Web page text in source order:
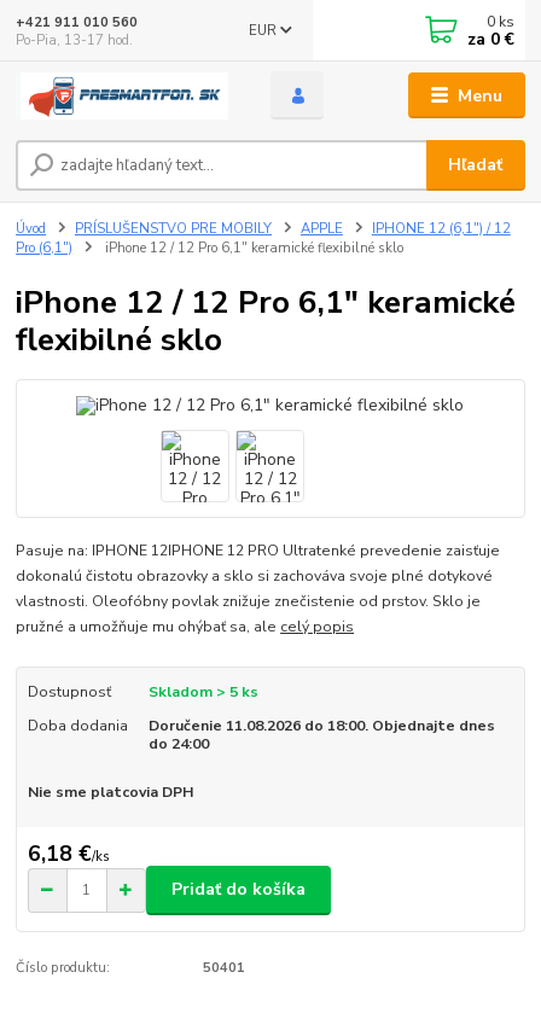
Menu
EUR
Hľadať
+421 911 010 560
Po-Pia, 13-17 hod.
0 ks
za 0 €
Úvod PRÍSLUŠENSTVO PRE MOBILY APPLE
IPHONE 12 (6,1") / 12
Pro (6,1")
iPhone 12 / 12 Pro 6,1" keramické flexibilné sklo
iPhone 12 / 12 Pro 6,1" keramické
flexibilné sklo
Pasuje na: IPHONE 12IPHONE 12 PRO Ultratenké prevedenie zaisťuje
dokonalú čistotu obrazovky a sklo si zachováva svoje plné dotykové
vlastnosti. Oleofóbny povlak znižuje znečistenie od prstov. Sklo je
pružné a umožňuje mu ohýbať sa, ale celý popis
Dostupnosť
Skladom > 5 ks
Doba dodania
Doručenie 11.08.2026 do 18:00. Objednajte dnes
do 24:00
Nie sme platcovia DPH
6,18 €/ks
Pridať do košíka
Číslo produktu: 50401